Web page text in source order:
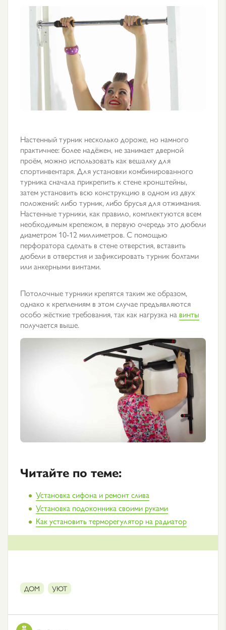
Настенный турник несколько дороже, но намного
практичнее: более надёжен, не занимает дверной
проём, можно использовать как вешалку для
спортинвентаря. Для установки комбинированного
турника сначала прикрепить к стене кронштейны,
затем установить всю конструкцию в одном из двух
положений: либо турник, либо брусья для отжимания.
Настенные турники, как правило, комплектуются всем
необходимым крепежом, в первую очередь это дюбели
диаметром 10-12 миллиметров. С помощью
перфоратора сделать в стене отверстия, вставить
дюбели в отверстия и зафиксировать турник болтами
или анкерными винтами.
Потолочные турники крепятся таким же образом,
однако к креплениям в этом случае предъявляются
особо жёсткие требования, так как нагрузка на винты
получается выше.
Читайте по теме:
Установка сифона и ремонт слива
Установка подоконника своими руками
Как установить терморегулятор на радиатор
ДОМ УЮТ